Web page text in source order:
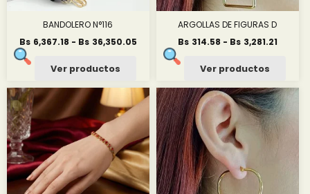
BANDOLERO N°116
Bs 6,367.18 - Bs 36,350.05Rango
precios:
Bs6,367.18
hasta
Bs36,350.05
Ver productos
ARGOLLAS DE FIGURAS D
Bs 314.58 - Bs 3,281.21Rango
hasta
Ver productos